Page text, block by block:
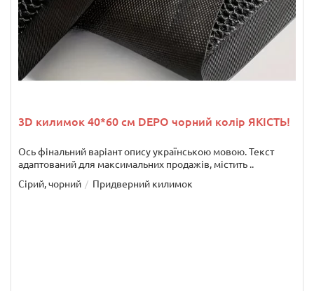
3D килимок 40*60 см DEPO чорний колір ЯКІСТЬ!
Ось фінальний варіант опису українською мовою. Текст
адаптований для максимальних продажів, містить ..
Сірий, чорний
Придверний килимок